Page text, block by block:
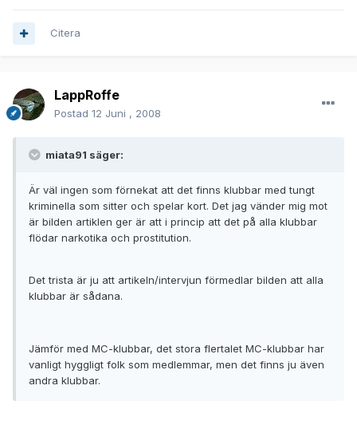
Citera
LappRoffe
Postad 12 Juni , 2008
miata91 säger:
Är väl ingen som förnekat att det finns klubbar med tungt
kriminella som sitter och spelar kort. Det jag vänder mig mot
är bilden artiklen ger är att i princip att det på alla klubbar
flödar narkotika och prostitution.
Det trista är ju att artikeln/intervjun förmedlar bilden att alla
klubbar är sådana.
Jämför med MC-klubbar, det stora flertalet MC-klubbar har
vanligt hyggligt folk som medlemmar, men det finns ju även
andra klubbar.